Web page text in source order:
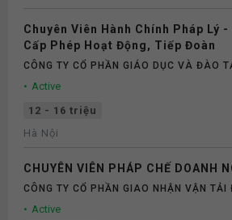
Chuyên Viên Hành Chính Pháp Lý
Cấp Phép Hoạt Động, Tiếp Đoàn
CÔNG TY CỔ PHẦN GIÁO DỤC VÀ ĐÀO
Active
12 - 16 triệu
Hà Nội
CHUYÊN VIÊN PHÁP CHẾ DOANH
CÔNG TY CỔ PHẦN GIAO NHẬN VẬN
Active